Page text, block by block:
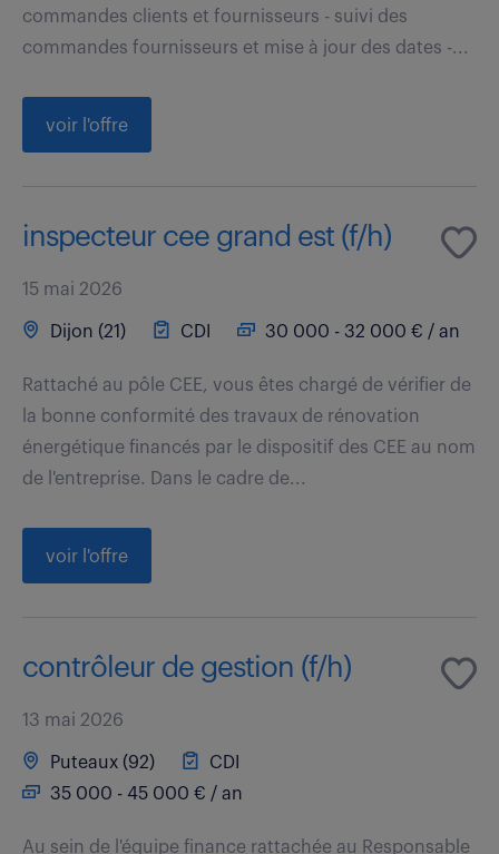
commandes clients et fournisseurs - suivi des
commandes fournisseurs et mise à jour des dates -...
voir l'offre
inspecteur cee grand est (f/h)
15 mai 2026
Dijon (21) CDI 30 000 - 32 000 € / an
Rattaché au pôle CEE, vous êtes chargé de vérifier de
la bonne conformité des travaux de rénovation
énergétique financés par le dispositif des CEE au nom
de l'entreprise. Dans le cadre de...
voir l'offre
contrôleur de gestion (f/h)
13 mai 2026
Puteaux (92)
CDI
35 000 - 45 000 € / an
Au sein de l'équipe finance rattachée au Responsable